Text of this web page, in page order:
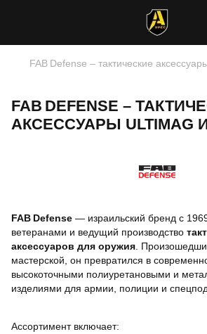
FAB Defense – тактические
FAB DEFENSE –
АКСЕССУАРЫ ULTIMAG И
FAB Defense — израильский бренд с
ветеранами и ведущий производство
аксессуаров для оружия .
мастерской, он превратился в
высокоточными полиуретановыми и
изделиями для армии, полиции и
Ассортимент включает: